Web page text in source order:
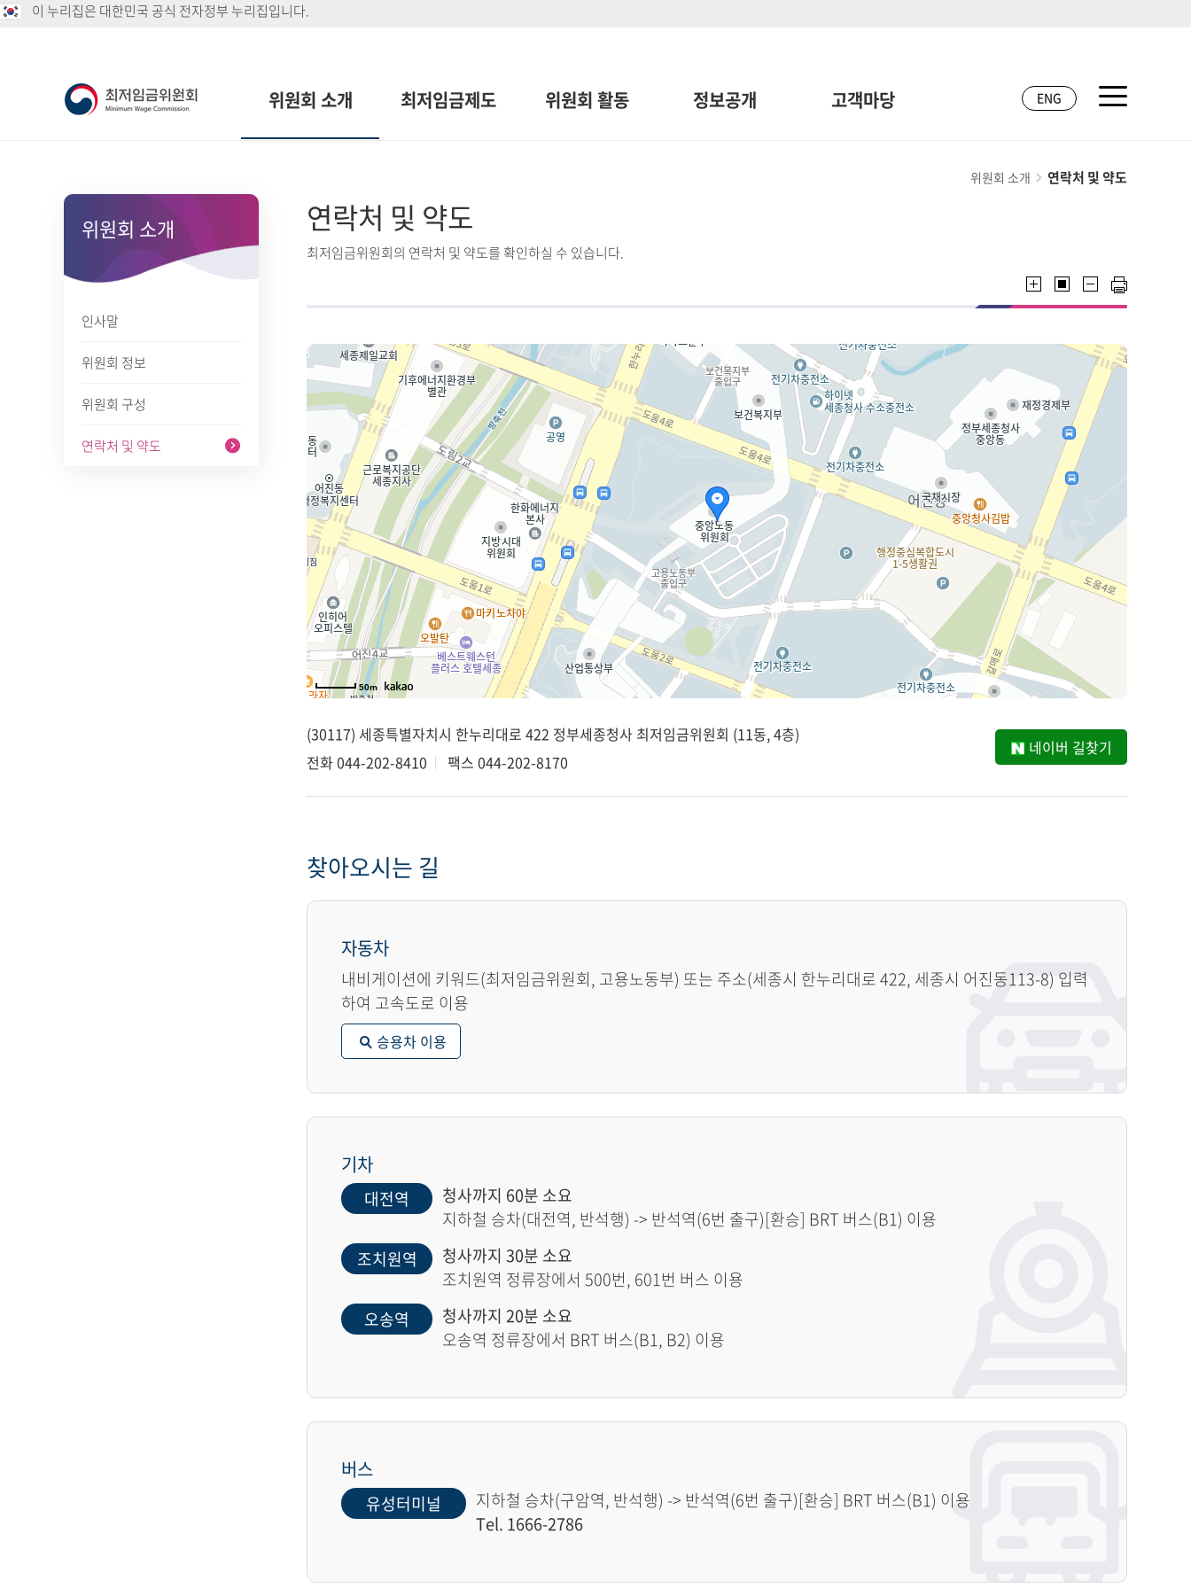
이 누리집은 대한민국 공식 전자정부 누리집입니다.
위원회 소개 최저임금제도 위원회 활동 정보공개 고객마당 ENG
위원회 소개
인사말
위원회 정보
위원회 구성
연락처 및 약도
위원회 소개 연락처 및 약도
연락처 및 약도
최저임금위원회의 연락처 및 약도를 확인하실 수 있습니다.
50m
(30117) 세종특별자치시 한누리대로 422 정부세종청사 최저임금위원회 (11동, 4층)
전화044-202-8410 팩스 044-202-8170
네이버 길찾기
찾아오시는 길
자동차
내비게이션에 키워드(최저임금위원회, 고용노동부) 또는 주소(세종시 한누리대로 422, 세종시 어진동113-8) 입력
하여 고속도로 이용
승용차 이용
기차
대전역
청사까지 60분 소요
지하철 승차(대전역, 반석행) -> 반석역(6번 출구)[환승] BRT 버스(B1) 이용
조치원역
청사까지 30분 소요
조치원역 정류장에서 500번, 601번 버스 이용
오송역
청사까지 20분 소요
오송역 정류장에서 BRT 버스(B1, B2) 이용
버스
유성터미널
지하철 승차(구암역, 반석행) -> 반석역(6번 출구)[환승] BRT 버스(B1) 이용
Tel. 1666-2786